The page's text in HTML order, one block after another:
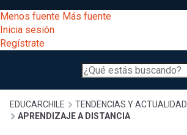
al
contenido
principal
[Educarchile
Escritorio]
Menos fuente Más fuente
Inicia sesión
Regístrate
Buscar
Menú
principal
Desarrollo
Expand
Gestión
Sobrescribir
EDUCARCHILE
TENDENCIAS Y ACTUALIDAD
APRENDIZAJE A DISTANCIA